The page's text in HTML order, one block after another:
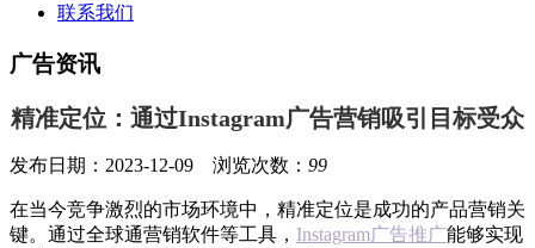
联系我们
广告资讯
精准定位：通过Instagram广告营销吸引目标受众
发布日期：2023-12-09 浏览次数： 99
在当今竞争激烈的市场环境中，精准定位是成功的产品营销关
键。通过全球通营销软件等工具， Instagram广告推广能够实现